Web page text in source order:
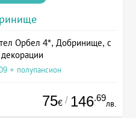
Орбел 4*, Добринище, с
+ полупансион
75€ / 146.69
лв.